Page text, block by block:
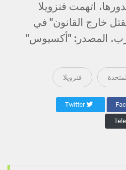
اتهمت فنزويلا
خارج القانون" في
المصدر: "أكسيوس"
فنزويلا
Twitter